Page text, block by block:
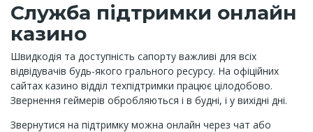
Служба підтримки онлайн
казино
Швидкодія та доступність сапорту важливі для всіх
відвідувачів будь-якого грального ресурсу. На офіційних
сайтах казино відділ техпідтримки працює цілодобово.
Звернення геймерів обробляються і в будні, і у вихідні дні.
Звернутися на підтримку можна онлайн через чат або